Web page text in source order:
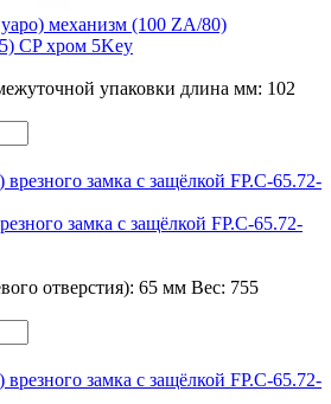
механизм (100 ZA/80)
CP хром 5Key
упаковки длина мм: 102
замка c защёлкой FP.C-65.72-
отверстия): 65 мм Вес: 755